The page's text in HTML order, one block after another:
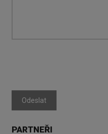
Odeslat
PARTNEŘI